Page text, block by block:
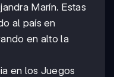
Marín. Estas
al país en
en alto la
en los Juegos